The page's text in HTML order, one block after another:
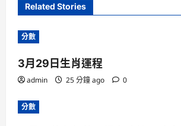
Related Stories
分數
3月29日生肖運程
admin 25 分鐘 ago 0
分數